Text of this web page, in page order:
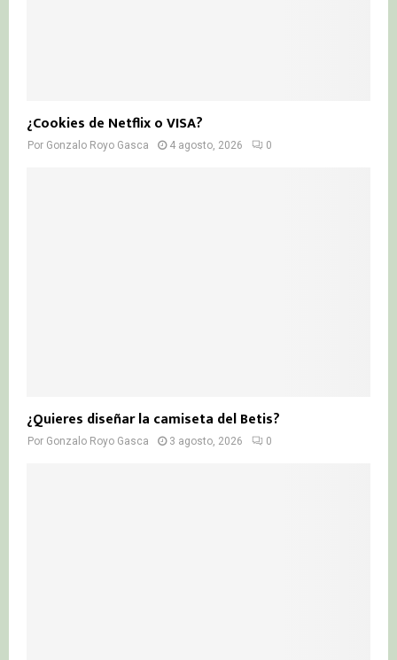
¿Cookies de Netflix o VISA?
Por Gonzalo Royo Gasca 4 agosto, 2026 0
¿Quieres diseñar la camiseta del Betis?
Por Gonzalo Royo Gasca 3 agosto, 2026 0